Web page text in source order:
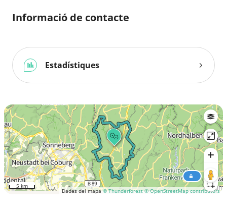
Informació de contacte
Estadístiques
Dades del mapa© Thunderforest © OpenStreetMap contributors
5 km